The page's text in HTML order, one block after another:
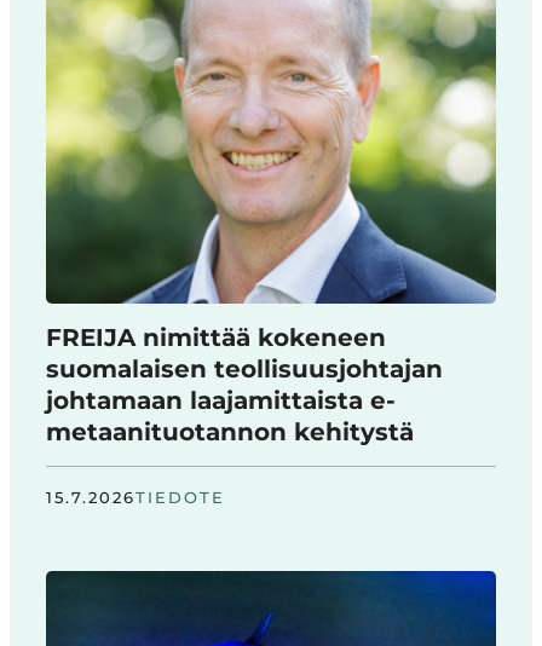
FREIJA nimittää kokeneen
suomalaisen teollisuusjohtajan
johtamaan laajamittaista e-
metaanituotannon kehitystä
15.7.2026TIEDOTE